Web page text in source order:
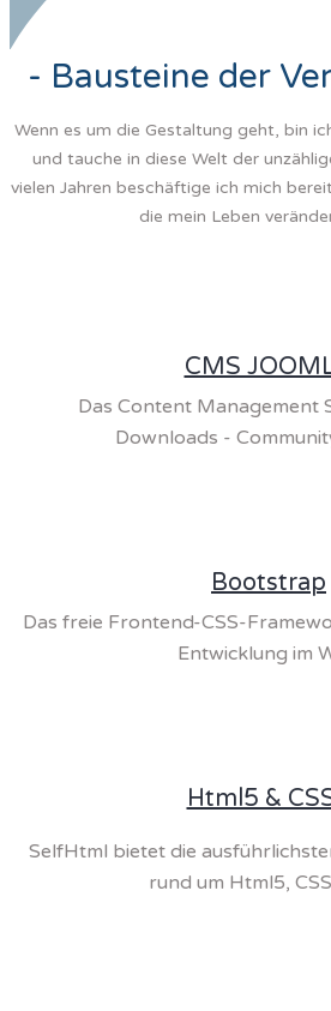
- Bausteine der
Wenn es um die Gestaltung geht, bin
und tauche in diese Welt der
vielen Jahren beschäftige ich mich
die mein Leben
CMS
Das Content Management
Downloads -
Bootstrap
Das freie Frontend-CSS-
Entwicklung im
Html5 &
SelfHtml bietet die
rund um Html5,